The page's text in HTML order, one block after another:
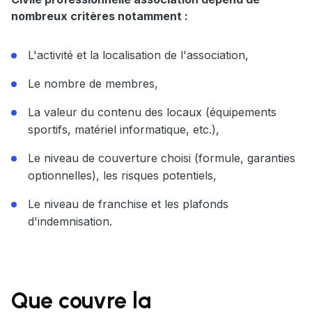
nombreux critères notamment :
L'activité et la localisation de l'association,
Le nombre de membres,
La valeur du contenu des locaux (équipements
sportifs, matériel informatique, etc.),
Le niveau de couverture choisi (formule, garanties
optionnelles), les risques potentiels,
Le niveau de franchise et les plafonds
d'indemnisation.
Que couvre la